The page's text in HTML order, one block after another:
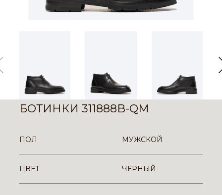
БОТИНКИ 311888B-QM
ПОЛ МУЖСКОЙ
ЦВЕТ ЧЕРНЫЙ